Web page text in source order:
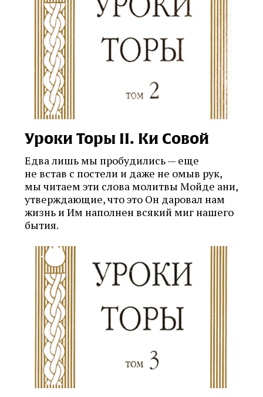
Уроки Торы II. Ки Совой
Едва лишь мы пробудились — еще
не встав с постели и даже не омыв рук,
мы читаем эти слова молитвы Мойде ани,
утверждающие, что это Он даровал нам
жизнь и Им наполнен всякий миг нашего
бытия.